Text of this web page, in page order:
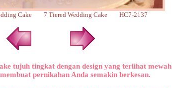
Cake 7 Tiered Wedding Cake HC7-2137
tujuh tingkat dengan design yang terlihat mewah
pernikahan Anda semakin berkesan.